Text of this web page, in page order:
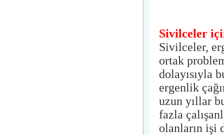
Sivilceler
Sivilceler,
ortak
dolayısıyla
ergenlik
uzun yıllar
fazla
olanların işi